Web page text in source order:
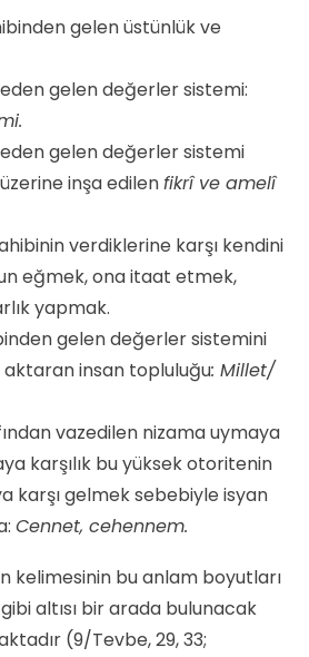
gelen üstünlük ve
gelen değerler sistemi:
gelen değerler sistemi
inşa edilenfikrî ve amelî
verdiklerine karşı kendini
eğmek, ona itaat etmek,
yapmak.
gelen değerler sistemini
insan topluluğu: Millet/
vazedilen nizama uymaya
karşılık bu yüksek otoritenin
karşı gelmek sebebiyle isyan
Cennet, cehennem.
kelimesinin bu anlam boyutları
gibi altısı bir arada bulunacak
(9/Tevbe, 29, 33;